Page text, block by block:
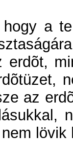
a
erdõt,
az
lövik